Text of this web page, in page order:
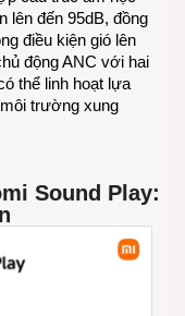
lên đến 95dB, đồng
điều kiện gió lên
động ANC với hai
thể linh hoạt lựa
trường xung
Sound Play: